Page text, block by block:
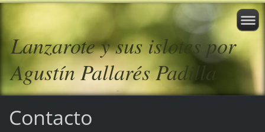
Lanzarote y sus islotes por
Agustín Pallarés Padilla
Contacto